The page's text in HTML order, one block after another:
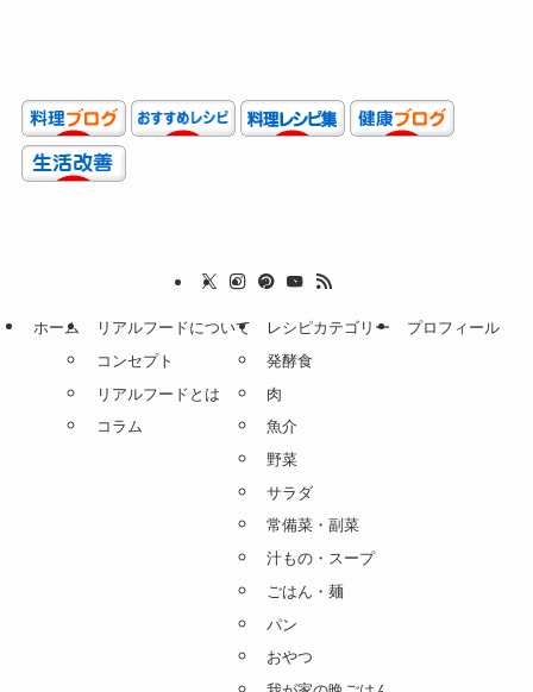
ホーム
リアルフードについて
コンセプト
リアルフードとは
コラム
レシピカテゴリー
発酵食
肉
魚介
野菜
サラダ
常備菜・副菜
汁もの・スープ
ごはん・麺
パン
おやつ
プロフィール